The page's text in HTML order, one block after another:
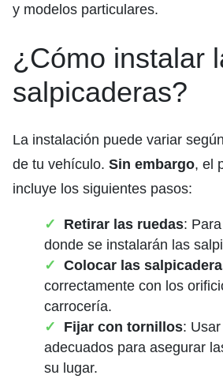
y modelos particulares.
¿Cómo instalar
salpicaderas?
La instalación puede variar
de tu vehículo. Sin embargo, el
incluye los siguientes pasos:
Retirar las ruedas:
donde se instalarán las
Colocar las
correctamente con los
carrocería.
Fijar con tornillos:
adecuados para asegurar
su lugar.